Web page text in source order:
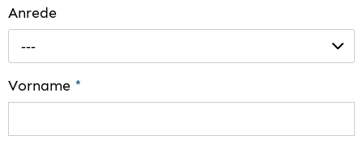
Anrede
---
Vorname *